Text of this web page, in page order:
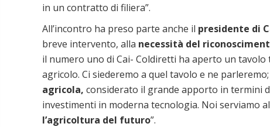
in un contratto di filiera”.
All’incontro ha preso parte anche il presidente di
breve intervento, alla necessità del
il numero uno di Cai- Coldiretti ha aperto un
agricolo. Ci siederemo a quel tavolo e ne parleremo;
agricola, considerato il grande apporto in termini
investimenti in moderna tecnologia. Noi serviamo
l’agricoltura del futuro”.